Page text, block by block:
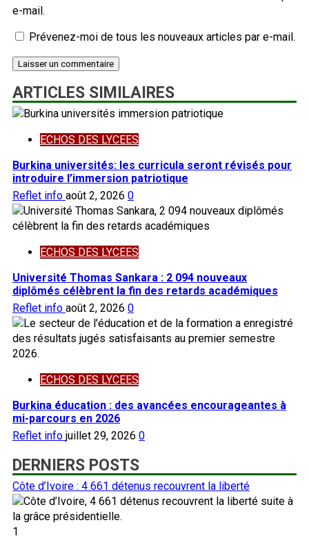
e-mail.
Prévenez-moi de tous les nouveaux articles par e-mail.
ARTICLES SIMILAIRES
ECHOS DES LYCEES
Burkina universités: les curricula seront révisés pour
introduire l’immersion patriotique
Reflet info août 2, 2026 0
ECHOS DES LYCEES
Université Thomas Sankara : 2 094 nouveaux
diplômés célèbrent la fin des retards académiques
Reflet info août 2, 2026 0
ECHOS DES LYCEES
Burkina éducation : des avancées encourageantes à
mi-parcours en 2026
Reflet info juillet 29, 2026 0
DERNIERS POSTS
Côte d’Ivoire : 4 661 détenus recouvrent la liberté
1